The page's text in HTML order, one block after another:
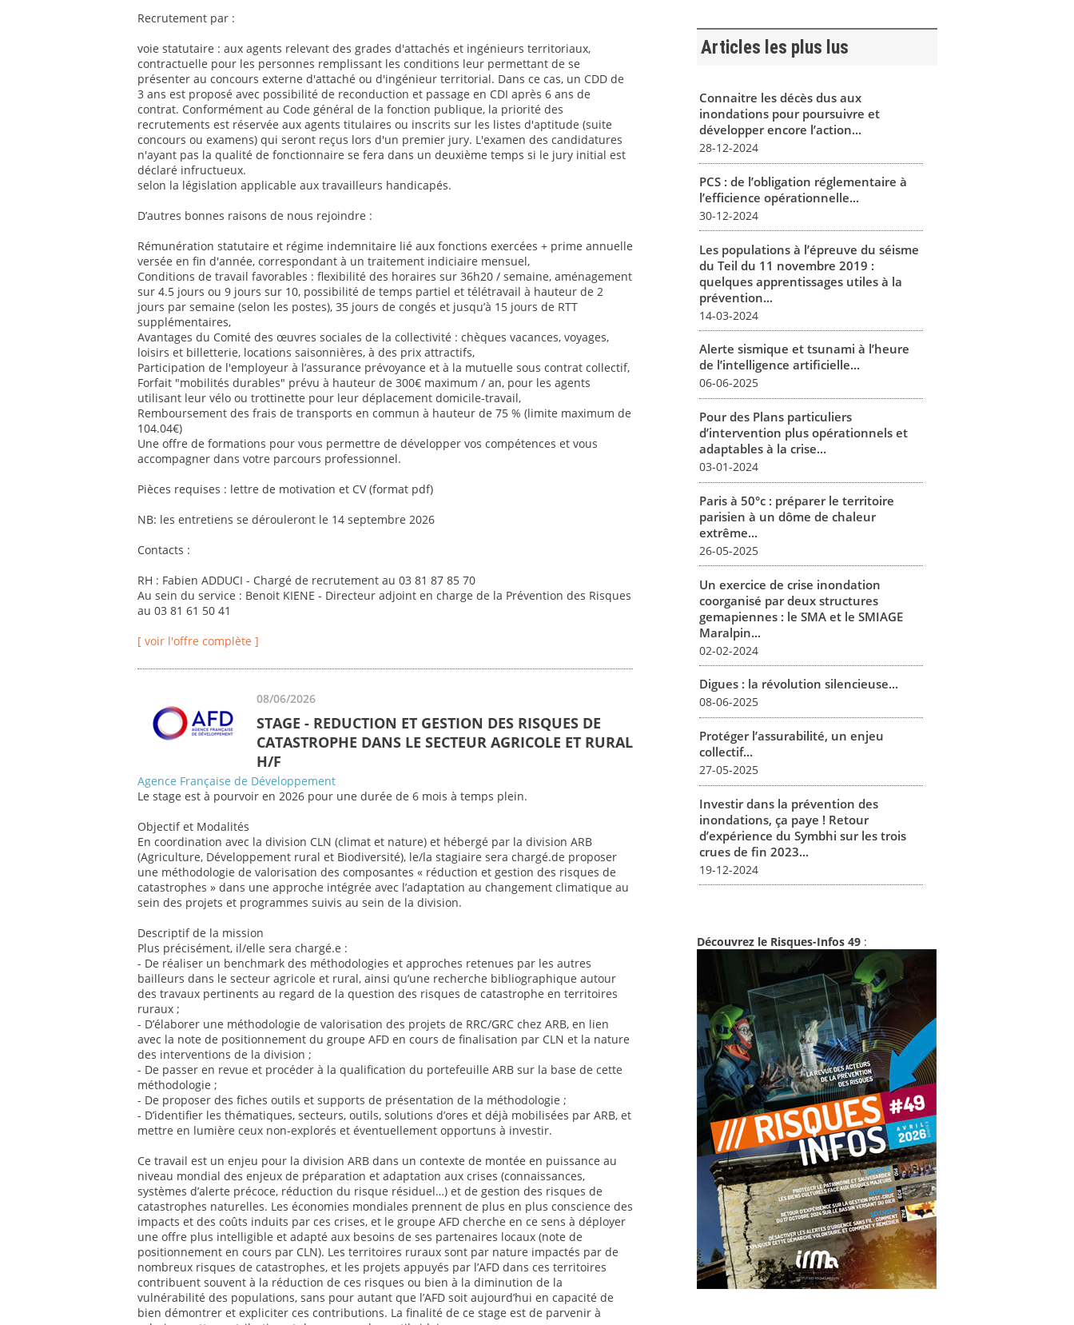
Recrutement par :
voie statutaire : aux agents relevant des grades d'attachés et ingénieurs territoriaux,
contractuelle pour les personnes remplissant les conditions leur permettant de se
présenter au concours externe d'attaché ou d'ingénieur territorial. Dans ce cas, un CDD de
3 ans est proposé avec possibilité de reconduction et passage en CDI après 6 ans de
contrat. Conformément au Code général de la fonction publique, la priorité des
recrutements est réservée aux agents titulaires ou inscrits sur les listes d'aptitude (suite
concours ou examens) qui seront reçus lors d'un premier jury. L'examen des candidatures
n'ayant pas la qualité de fonctionnaire se fera dans un deuxième temps si le jury initial est
déclaré infructueux.
selon la législation applicable aux travailleurs handicapés.
D’autres bonnes raisons de nous rejoindre :
Rémunération statutaire et régime indemnitaire lié aux fonctions exercées + prime annuelle
versée en fin d'année, correspondant à un traitement indiciaire mensuel,
Conditions de travail favorables : flexibilité des horaires sur 36h20 / semaine, aménagement
sur 4.5 jours ou 9 jours sur 10, possibilité de temps partiel et télétravail à hauteur de 2
jours par semaine (selon les postes), 35 jours de congés et jusqu’à 15 jours de RTT
supplémentaires,
Avantages du Comité des œuvres sociales de la collectivité : chèques vacances, voyages,
loisirs et billetterie, locations saisonnières, à des prix attractifs,
Participation de l'employeur à l’assurance prévoyance et à la mutuelle sous contrat collectif,
Forfait "mobilités durables" prévu à hauteur de 300€ maximum / an, pour les agents
utilisant leur vélo ou trottinette pour leur déplacement domicile-travail,
Remboursement des frais de transports en commun à hauteur de 75 % (limite maximum de
104.04€)
Une offre de formations pour vous permettre de développer vos compétences et vous
accompagner dans votre parcours professionnel.
Pièces requises : lettre de motivation et CV (format pdf)
NB: les entretiens se dérouleront le 14 septembre 2026
Contacts :
RH : Fabien ADDUCI - Chargé de recrutement au 03 81 87 85 70
Au sein du service : Benoit KIENE - Directeur adjoint en charge de la Prévention des Risques
au 03 81 61 50 41
[ voir l'offre complète ]
08/06/2026
STAGE - REDUCTION ET GESTION DES RISQUES DE
CATASTROPHE DANS LE SECTEUR AGRICOLE ET RURAL
H/F
Agence Française de Développement
Le stage est à pourvoir en 2026 pour une durée de 6 mois à temps plein.
Objectif et Modalités
En coordination avec la division CLN (climat et nature) et hébergé par la division ARB
(Agriculture, Développement rural et Biodiversité), le/la stagiaire sera chargé.de proposer
une méthodologie de valorisation des composantes « réduction et gestion des risques de
catastrophes » dans une approche intégrée avec l’adaptation au changement climatique au
sein des projets et programmes suivis au sein de la division.
Descriptif de la mission
Plus précisément, il/elle sera chargé.e :
- De réaliser un benchmark des méthodologies et approches retenues par les autres
bailleurs dans le secteur agricole et rural, ainsi qu’une recherche bibliographique autour
des travaux pertinents au regard de la question des risques de catastrophe en territoires
ruraux ;
- D’élaborer une méthodologie de valorisation des projets de RRC/GRC chez ARB, en lien
avec la note de positionnement du groupe AFD en cours de finalisation par CLN et la nature
des interventions de la division ;
- De passer en revue et procéder à la qualification du portefeuille ARB sur la base de cette
méthodologie ;
- De proposer des fiches outils et supports de présentation de la méthodologie ;
- D’identifier les thématiques, secteurs, outils, solutions d’ores et déjà mobilisées par ARB, et
mettre en lumière ceux non-explorés et éventuellement opportuns à investir.
Ce travail est un enjeu pour la division ARB dans un contexte de montée en puissance au
niveau mondial des enjeux de préparation et adaptation aux crises (connaissances,
systèmes d’alerte précoce, réduction du risque résiduel…) et de gestion des risques de
catastrophes naturelles. Les économies mondiales prennent de plus en plus conscience des
impacts et des coûts induits par ces crises, et le groupe AFD cherche en ce sens à déployer
une offre plus intelligible et adapté aux besoins de ses partenaires locaux (note de
positionnement en cours par CLN). Les territoires ruraux sont par nature impactés par de
nombreux risques de catastrophes, et les projets appuyés par l’AFD dans ces territoires
contribuent souvent à la réduction de ces risques ou bien à la diminution de la
vulnérabilité des populations, sans pour autant que l’AFD soit aujourd’hui en capacité de
bien démontrer et expliciter ces contributions. La finalité de ce stage est de parvenir à
Articles les plus lus
Connaitre les décès dus aux
inondations pour poursuivre et
développer encore l’action...
28-12-2024
PCS : de l’obligation réglementaire à
l’efficience opérationnelle...
30-12-2024
Les populations à l’épreuve du séisme
du Teil du 11 novembre 2019 :
quelques apprentissages utiles à la
prévention...
14-03-2024
Alerte sismique et tsunami à l’heure
de l’intelligence artificielle...
06-06-2025
Pour des Plans particuliers
d’intervention plus opérationnels et
adaptables à la crise...
03-01-2024
Paris à 50°c : préparer le territoire
parisien à un dôme de chaleur
extrême...
26-05-2025
Un exercice de crise inondation
coorganisé par deux structures
gemapiennes : le SMA et le SMIAGE
Maralpin...
02-02-2024
Digues : la révolution silencieuse...
08-06-2025
Protéger l’assurabilité, un enjeu
collectif...
27-05-2025
Investir dans la prévention des
inondations, ça paye ! Retour
d’expérience du Symbhi sur les trois
crues de fin 2023...
19-12-2024
Découvrez le Risques-Infos 49 :